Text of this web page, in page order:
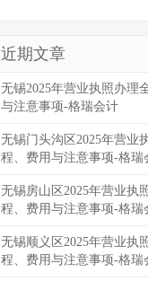
近期文章
无锡2025年营业执照办理
与注意事项-格瑞会计
无锡门头沟区2025年营业
程、费用与注意事项-格瑞
无锡房山区2025年营业执
程、费用与注意事项-格瑞
无锡顺义区2025年营业执
程、费用与注意事项-格瑞